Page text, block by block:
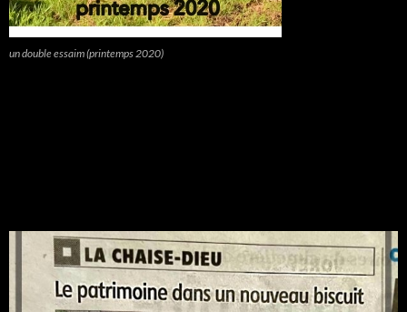
un double essaim (printemps 2020)